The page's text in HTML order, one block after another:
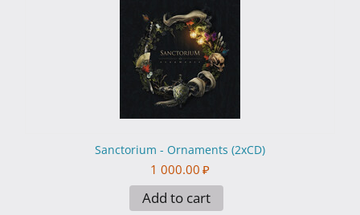
Sanctorium - Ornaments (2xCD)
1 000.00 ₽
Add to cart